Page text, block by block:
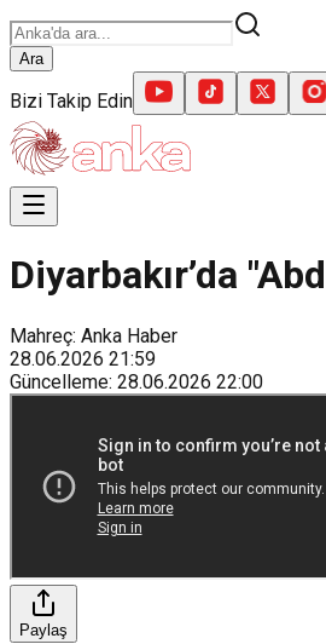
Ara
Bizi Takip Edin
Diyarbakır’da
Mahreç: Anka Haber
28.06.2026 21:59
Güncelleme: 28.06.2026 22:00
Paylaş